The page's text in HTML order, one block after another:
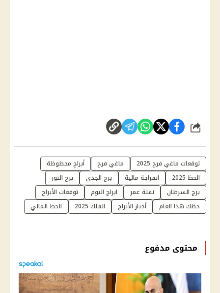
شارك
توقعات ماغي فرح 2025 ماغي فرح
أبراج محظوظة
الحظ 2025
انفراجة مالية برج الجدي
برج الثور
برج السرطان
نقلة عمر ابراج اليوم
توقعات الأبراج
حظك هذا العام
أخبار الأبراج الفلك 2025 الحظ المالي
محتوى مدفوع